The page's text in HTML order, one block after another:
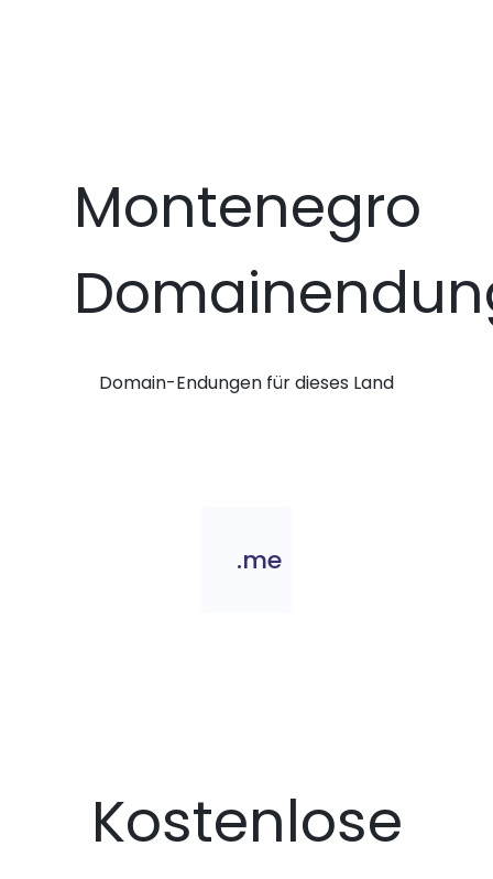
Montenegro
Domain-Endungen für dieses Land
.me
Kostenlose